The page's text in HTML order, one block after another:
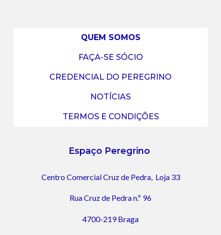
QUEM SOMOS
FAÇA-SE SÓCIO
CREDENCIAL DO PEREGRINO
NOTÍCIAS
TERMOS E CONDIÇÕES
Espaço Peregrino
Centro Comercial Cruz de Pedra, Loja 33
Rua Cruz de Pedra n.º 96
4700-219 Braga